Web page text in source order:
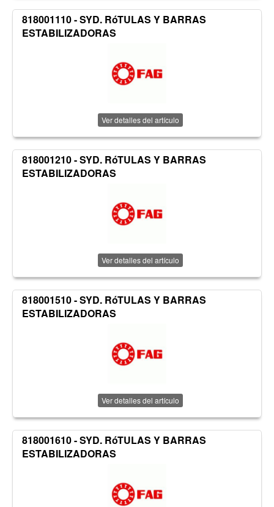
818001110 - SYD. RóTULAS Y BARRAS
ESTABILIZADORAS
Ver detalles del artículo
818001210 - SYD. RóTULAS Y BARRAS
ESTABILIZADORAS
Ver detalles del artículo
818001510 - SYD. RóTULAS Y BARRAS
ESTABILIZADORAS
Ver detalles del artículo
818001610 - SYD. RóTULAS Y BARRAS
ESTABILIZADORAS